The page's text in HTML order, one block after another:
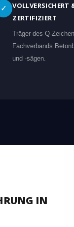
✓
VOLLVERSICHERT
ZERTIFIZIERT
Träger des Q-
Fachverbands
und -sägen.
IN